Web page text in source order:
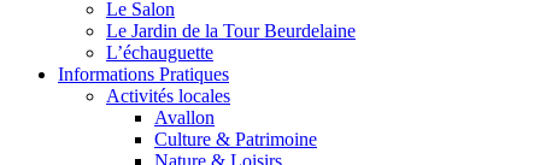
Le Salon
Le Jardin de la Tour Beurdelaine
L’échauguette
Informations Pratiques
Activités locales
Avallon
Culture & Patrimoine
Nature & Loisirs